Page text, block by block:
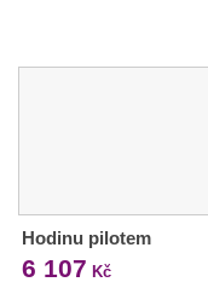
Hodinu pilotem
6 107 Kč